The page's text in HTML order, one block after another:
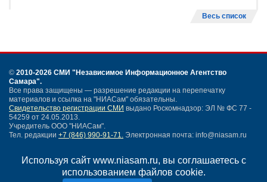
Используя сайт www.niasam.ru, вы соглашаетесь с
использованием файлов cookie.
Весь список
© 2010-2026 СМИ "Независимое Информационное Агентство
Самара".
Все права защищены — разрешение редакции на перепечатку
материалов и ссылка на "НИАСам" обязательны.
Свидетельство регистрации СМИ выдано Роскомнадзор: ЭЛ № ФС 77 -
54259 от 24.05.2013.
Учредитель ООО "НИАСам".
Тел. редакции +7 (846) 990-91-71. Электронная почта: info@niasam.ru
Карта сайта
Нашли ошибку?